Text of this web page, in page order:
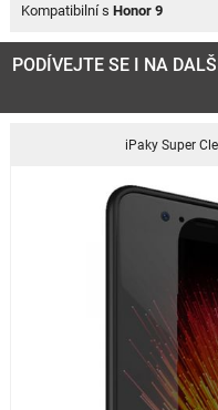
Kompatibilní s Honor 9
PODÍVEJTE SE I NA
iPaky Super